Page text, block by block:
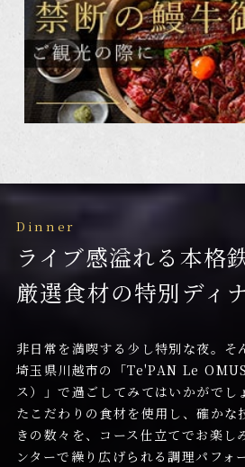
Dinner
ライブ感溢れる本格
厳選食材の特別ディ
非日常を満喫する少し特別な夜。 そ
埼玉県川越市の「Te'PAN Le
ス）」で過ごしてみてはいかがでし
たこだわりの食材を使用し、確かな
きの数々を、コース仕立てでお楽し
ンターで繰り広げられる調理パフォ